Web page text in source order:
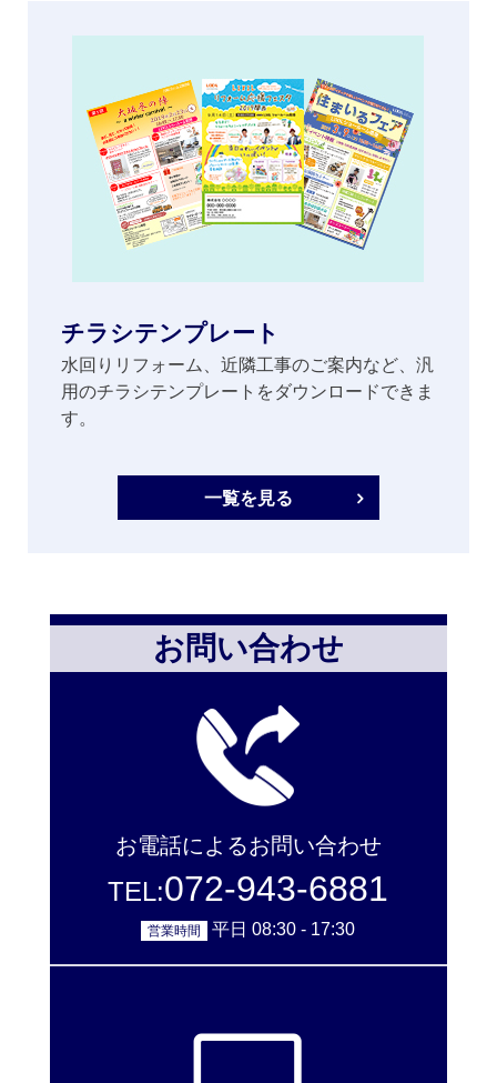
チラシテンプレート
水回りリフォーム、近隣工事のご案内など、汎
用のチラシテンプレートをダウンロードできま
す。
一覧を見る
お問い合わせ
お電話によるお問い合わせ
TEL:072-943-6881
営業時間 平日 08:30 - 17:30